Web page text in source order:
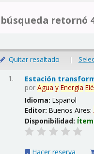
búsqueda retornó
Quitar resaltado |
1. Estación
porAgua y Energía
Idioma:Español
Editor:Buenos Aires:
Disponibilidad:
Hacer reserva